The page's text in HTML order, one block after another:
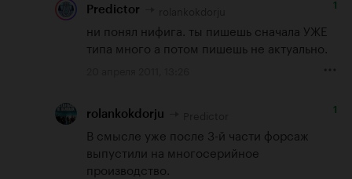
Predictor 1
ни понял нифига. ты пишешь сначала УЖЕ
типа много а потом пишешь не актуально.
rolankokdorju 1
В смысле уже после 3-й части форсаж
выпустили на многосерийное
производство.